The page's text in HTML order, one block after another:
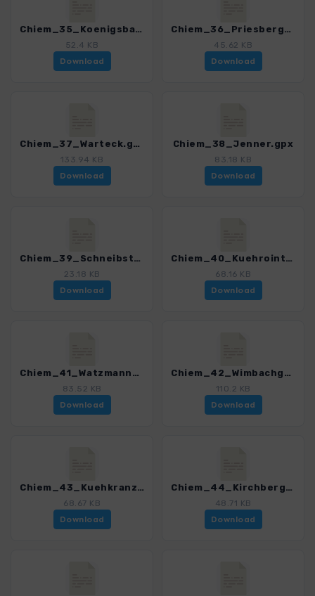
Chiem_35_Koenigsbachalm.gpx
52.4 KB
Download
Chiem_36_Priesbergalm.gpx
45.62 KB
Download
Chiem_37_Warteck.gpx
133.94 KB
Download
Chiem_38_Jenner.gpx
83.18 KB
Download
Chiem_39_Schneibstein.gpx
23.18 KB
Download
Chiem_40_Kuehrointalm.gpx
68.16 KB
Download
Chiem_41_Watzmanngugel.gpx
83.52 KB
Download
Chiem_42_Wimbachgrieshuette.gpx
110.2 KB
Download
Chiem_43_Kuehkranz.gpx
68.67 KB
Download
Chiem_44_Kirchberg.gpx
48.71 KB
Download